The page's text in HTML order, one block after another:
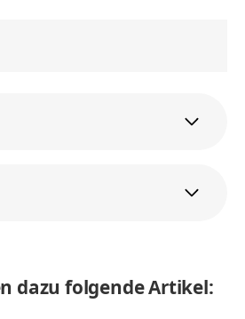
dazu folgende Artikel: